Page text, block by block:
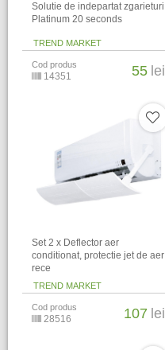
Solutie de indepartat zgarieturi
Platinum 20 seconds
TREND MARKET
Cod produs
14351 55 lei
Set 2 x Deflector aer
conditionat, protectie jet de aer
rece
TREND MARKET
Cod produs
28516 107 lei